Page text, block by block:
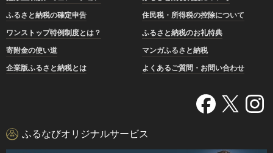
ふるさと納税の確定申告
住民税・所得税の控除について
ワンストップ特例制度とは？
ふるさと納税のお礼特典
寄附金の使い道
マンガふるさと納税
企業版ふるさと納税とは
よくあるご質問・お問い合わせ
ふるなびオリジナルサービス